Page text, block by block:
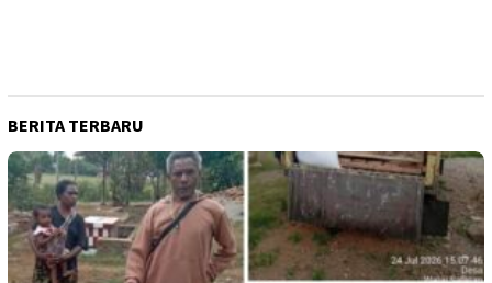
BERITA TERBARU